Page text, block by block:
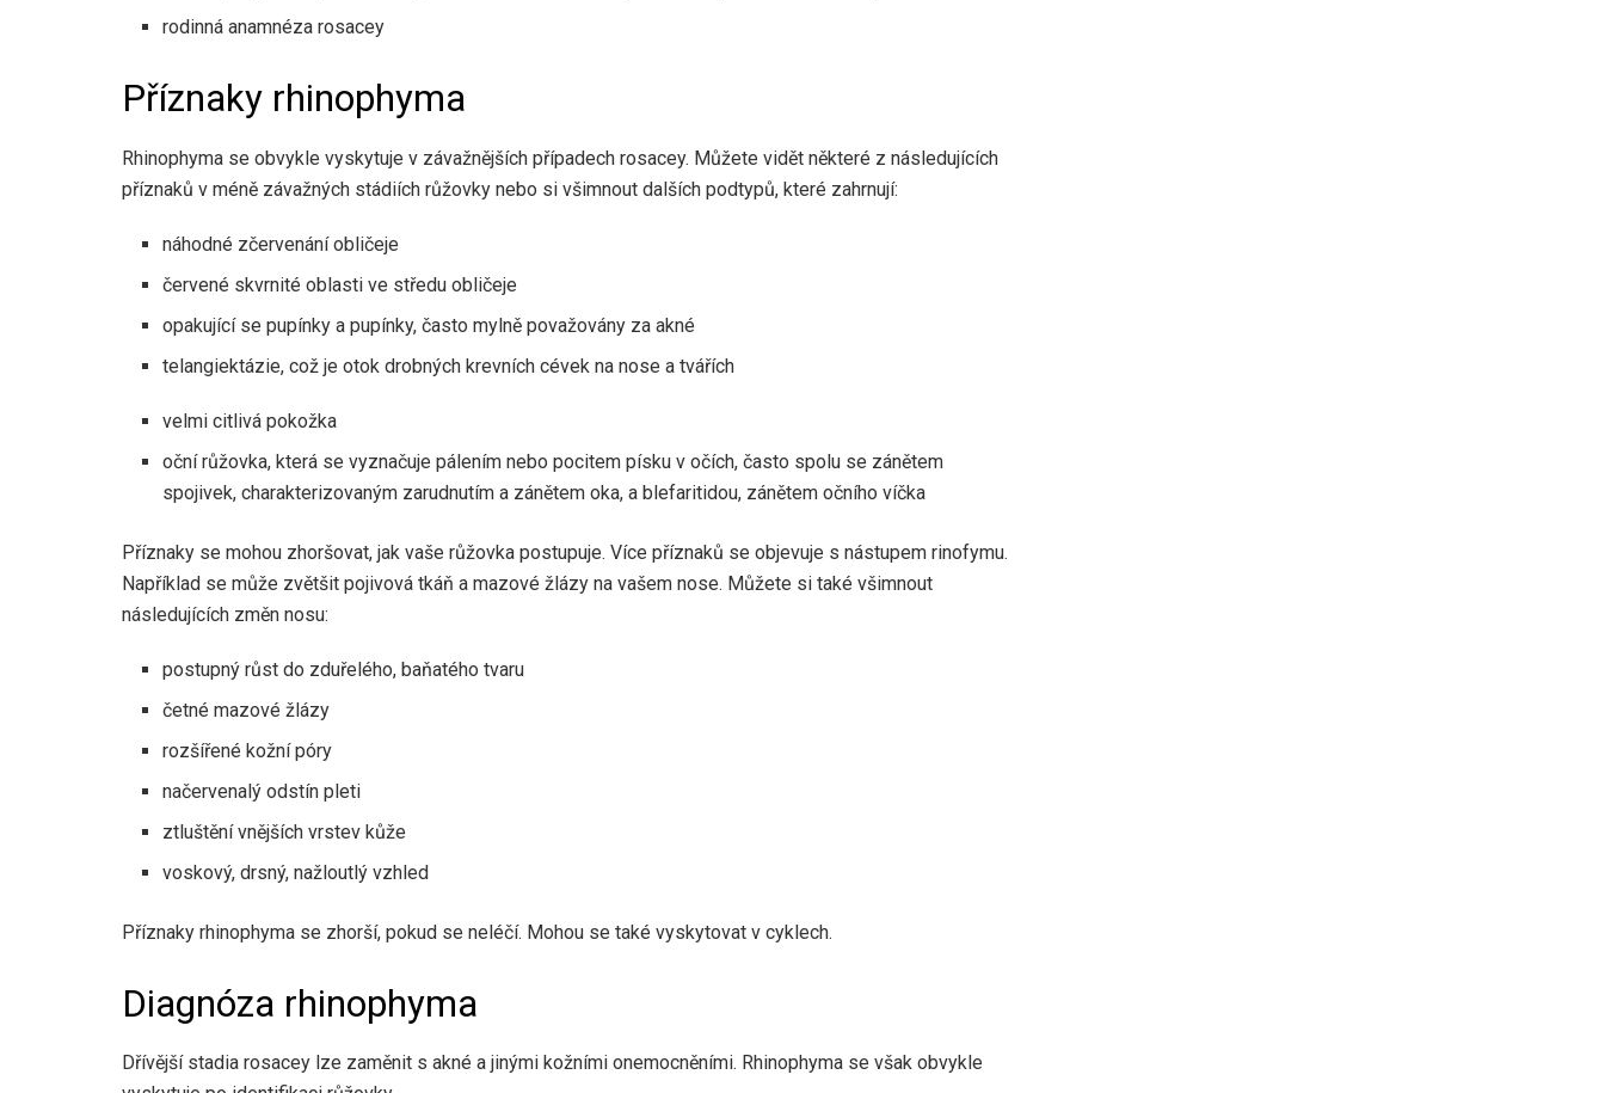
rodinná anamnéza rosacey
Příznaky rhinophyma
Rhinophyma se obvykle vyskytuje v závažnějších případech rosacey. Můžete vidět některé z následujících
příznaků v méně závažných stádiích růžovky nebo si všimnout dalších podtypů, které zahrnují:
náhodné zčervenání obličeje
červené skvrnité oblasti ve středu obličeje
opakující se pupínky a pupínky, často mylně považovány za akné
telangiektázie, což je otok drobných krevních cévek na nose a tvářích
velmi citlivá pokožka
oční růžovka, která se vyznačuje pálením nebo pocitem písku v očích, často spolu se zánětem
spojivek, charakterizovaným zarudnutím a zánětem oka, a blefaritidou, zánětem očního víčka
Příznaky se mohou zhoršovat, jak vaše růžovka postupuje. Více příznaků se objevuje s nástupem rinofymu.
Například se může zvětšit pojivová tkáň a mazové žlázy na vašem nose. Můžete si také všimnout
následujících změn nosu:
postupný růst do zduřelého, baňatého tvaru
četné mazové žlázy
rozšířené kožní póry
načervenalý odstín pleti
ztluštění vnějších vrstev kůže
voskový, drsný, nažloutlý vzhled
Příznaky rhinophyma se zhorší, pokud se neléčí. Mohou se také vyskytovat v cyklech.
Diagnóza rhinophyma
Dřívější stadia rosacey lze zaměnit s akné a jinými kožními onemocněními. Rhinophyma se však obvykle